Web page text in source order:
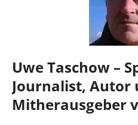
Uwe Taschow –
Journalist, Autor
Mitherausgeber